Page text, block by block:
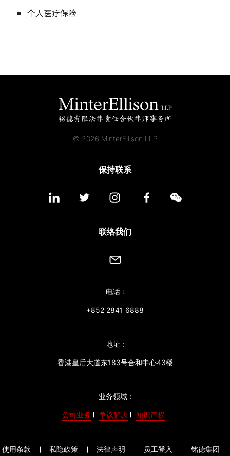
个人医疗保险
© 2026 MinterEllison LLP
保持联系
联络我们
电话 :
+852 2841 6888
地址 :
香港皇后大道东183号合和中心43楼
业务领域 :
公司业务 争议解决 知识产权
使用条款 私隐政策 法律声明 员工登入 铭德集团